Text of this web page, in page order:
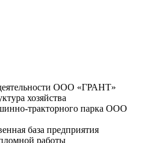
ООО «ГРАНТ»
хозяйства
тракторного парка ООО
база предприятия
работы